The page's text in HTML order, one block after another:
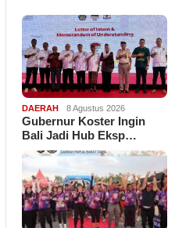
DAERAH 8 Agustus 2026
Gubernur Koster Ingin
Bali Jadi Hub Eksp…